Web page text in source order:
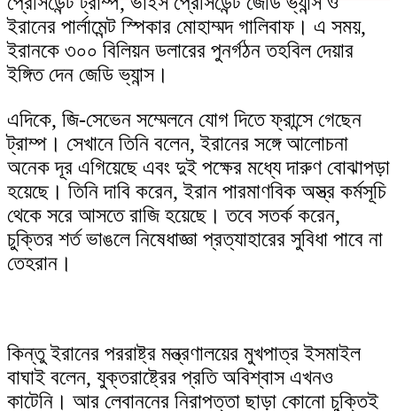
skin
ইরানের পার্লামেন্ট স্পিকার মোহাম্মদ গালিবাফ। এ সময়,
ইরানকে ৩০০ বিলিয়ন ডলারের পুনর্গঠন তহবিল দেয়ার
ইঙ্গিত দেন জেডি ভ্যান্স।
এদিকে, জি-সেভেন সম্মেলনে যোগ দিতে ফ্রান্সে গেছেন
ট্রাম্প। সেখানে তিনি বলেন, ইরানের সঙ্গে আলোচনা
অনেক দূর এগিয়েছে এবং দুই পক্ষের মধ্যে দারুণ বোঝাপড়া
হয়েছে। তিনি দাবি করেন, ইরান পারমাণবিক অস্ত্র কর্মসূচি
থেকে সরে আসতে রাজি হয়েছে। তবে সতর্ক করেন,
চুক্তির শর্ত ভাঙলে নিষেধাজ্ঞা প্রত্যাহারের সুবিধা পাবে না
তেহরান।
কিন্তু ইরানের পররাষ্ট্র মন্ত্রণালয়ের মুখপাত্র ইসমাইল
বাঘাই বলেন, যুক্তরাষ্ট্রের প্রতি অবিশ্বাস এখনও
কাটেনি। আর লেবাননের নিরাপত্তা ছাড়া কোনো চুক্তিই